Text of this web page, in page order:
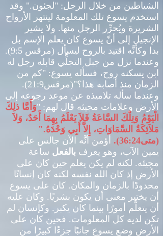
الشياطين من خلال الرجل: "لجئون." وقد
استخدم يسوع تلك المعلومة لينتهر الأرواح
الشريرة ويُحرِّر الرجل منها. ولا يشير
الإنجيل إلى أنّ يسوع كان يعلم الإسم بل
بدا وكأنَّه اقتيد بالروح ليسأل (مرقس 9:5).
وعندما نزل من جبل التجلِّي قابله رجل له
ابن يسكنه روح، فسأله يسوع: "كم من
الزمان منذ أصابه هذا؟"(مرقس21:9).
وعندما سأله تلاميذه عن موعد رجوعه إلى
الأرض وعلامات مجيئه قال لهم: "وَأَمَّا ذلِكَ
الْيَوْمُ وَتِلْكَ السَّاعَةُ فَلاَ يَعْلَمُ بِهِمَا أَحَدٌ، وَلاَ
مَلاَئِكَةُ السَّمَاوَاتِ، إِلاَّ أَبِي وَحْدَهُ."
(متى36:24).
أؤمن أنَّه الآن جالس على
يمين الآب، وهو يعرف بالفعل ساعة
مجيئه. لكنه لم يكن يعلم حين كان على
الأرض إذ كان الله نفسه لكنه كان إنسانًا
محدودًا بالزمان والمكان. كان على يسوع
أن يختبر معنى أن يكون بشريًا . وكان عليه
أن يتعلَّم أمورًا بينما كان يكبر . وكإنسان لم
تكن لديه كل المعلومات. فحين كان على
الأرض وضع يسوع جانبًا جزءًا كبيرًا من